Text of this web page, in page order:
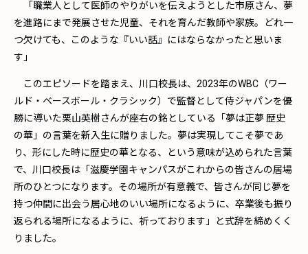
「職業人として医師のやりがいを伝えようとした市原さん、夢
を進路にまで発展させた児童、それを育んだ教師や家族。どれ一
つ欠けても、このような『いい話』にはならなかったと思いま
す」
このエピソードを踏まえ、川口校長は、2023年のWBC（ワー
ルド・ベースボール・クラシック）で監督として侍ジャパンを優
勝に導いた栗山英樹さんが座右の銘としている「夢は正夢 歴史
の華」の言葉を新入生に贈りました。夢は実現してこそ夢であ
り、形にした時に歴史の華となる、という意味が込められた言葉
で、川口校長は「滋慶学園キャンパスがこれからの皆さんの居場
所のひとつになります。その場所が有意義で、皆さんが同じ夢を
持つ仲間に出会う居心地のいい場所になるように、卒業後も振り
返られる場所になるように、祈っております」と式辞を締めくく
りました。